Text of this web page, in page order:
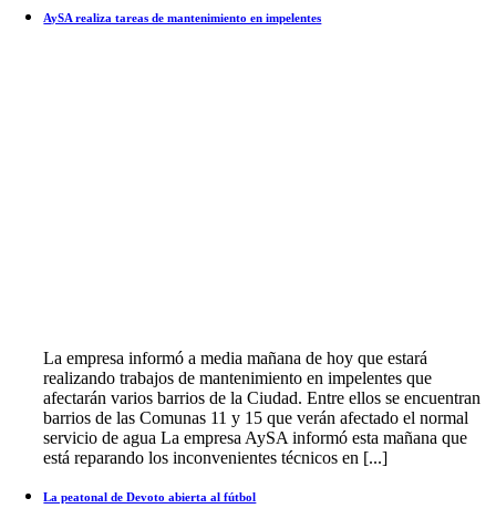
AySA realiza tareas de mantenimiento en impelentes
La empresa informó a media mañana de hoy que estará
realizando trabajos de mantenimiento en impelentes que
afectarán varios barrios de la Ciudad. Entre ellos se encuentran
barrios de las Comunas 11 y 15 que verán afectado el normal
servicio de agua La empresa AySA informó esta mañana que
está reparando los inconvenientes técnicos en [...]
La peatonal de Devoto abierta al fútbol